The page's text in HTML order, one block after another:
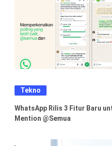
Tekno
WhatsApp Rilis 3 Fitur Baru
Mention @Semua